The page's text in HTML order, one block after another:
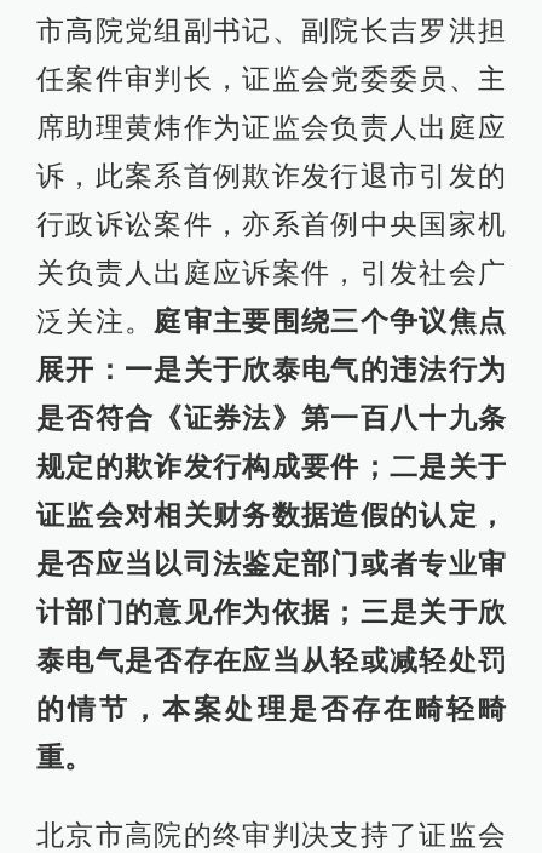
市高院党组副书记、副院长吉罗洪担
任案件审判长，证监会党委委员、主
席助理黄炜作为证监会负责人出庭应
诉，此案系首例欺诈发行退市引发的
行政诉讼案件，亦系首例中央国家机
关负责人出庭应诉案件，引发社会广
泛关注。 庭审主要围绕三个争议焦点
展开：一是关于欣泰电气的违法行为
是否符合《证券法》第一百八十九条
规定的欺诈发行构成要件；二是关于
证监会对相关财务数据造假的认定，
是否应当以司法鉴定部门或者专业审
计部门的意见作为依据；三是关于欣
泰电气是否存在应当从轻或减轻处罚
的情节，本案处理是否存在畸轻畸
重。
北京市高院的终审判决支持了证监会